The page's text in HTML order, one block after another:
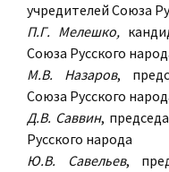
учредителей Союза
П.Г. Мелешко,
Союза Русского
М.В. Назаров,
Союза Русского
Д.В. Саввин,
Русского народа
Ю.В. Савельев,